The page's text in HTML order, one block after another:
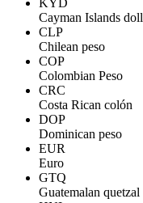
KYD
Cayman Islands
CLP
Chilean peso
COP
Colombian Peso
CRC
Costa Rican colón
DOP
Dominican peso
EUR
Euro
GTQ
Guatemalan quetzal